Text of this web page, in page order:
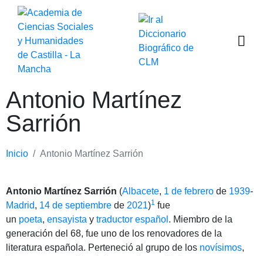
Antonio Martínez
Sarrión
Inicio Antonio Martínez Sarrión
Antonio Martínez Sarrión (Albacete, 1 de febrero de 1939-
Madrid, 14 de septiembre de 2021)1 ​ fue
un poeta, ensayista y traductor español . Miembro de la
generación del 68, fue uno de los renovadores de la
literatura española. Perteneció al grupo de los novísimos,